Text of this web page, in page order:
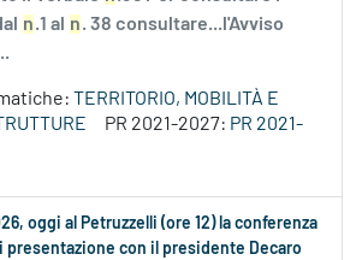
n.1 al n. 38 consultare...l'Avviso
TERRITORIO, MOBILITÀ E
PR 2021-2027: PR 2021-
oggi al Petruzzelli (ore 12) la conferenza
presentazione con il presidente Decaro